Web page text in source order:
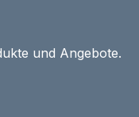
und Angebote.